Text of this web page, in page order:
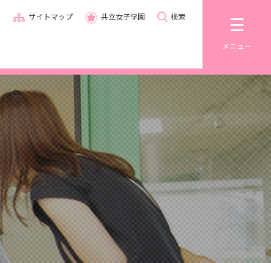
メニュー
検索
サイトマップ 共立女子学園